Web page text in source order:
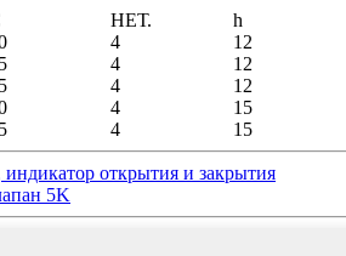
НЕТ. h
4 12
4 12
4 12
4 15
4 15
открытия и закрытия
5K